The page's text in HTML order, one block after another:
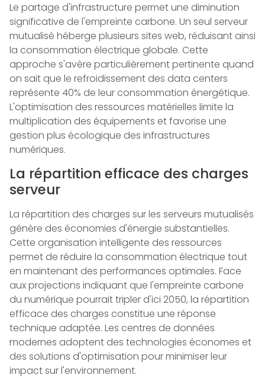
Le partage d'infrastructure permet une diminution
significative de l'empreinte carbone. Un seul serveur
mutualisé héberge plusieurs sites web, réduisant ainsi
la consommation électrique globale. Cette
approche s'avère particulièrement pertinente quand
on sait que le refroidissement des data centers
représente 40% de leur consommation énergétique.
L'optimisation des ressources matérielles limite la
multiplication des équipements et favorise une
gestion plus écologique des infrastructures
numériques.
La répartition efficace des charges
serveur
La répartition des charges sur les serveurs mutualisés
génère des économies d'énergie substantielles.
Cette organisation intelligente des ressources
permet de réduire la consommation électrique tout
en maintenant des performances optimales. Face
aux projections indiquant que l'empreinte carbone
du numérique pourrait tripler d'ici 2050, la répartition
efficace des charges constitue une réponse
technique adaptée. Les centres de données
modernes adoptent des technologies économes et
des solutions d'optimisation pour minimiser leur
impact sur l'environnement.